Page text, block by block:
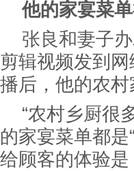
他的家宴菜
张良和妻子
剪辑视频发到
播后，他的农
“农村乡厨很
的家宴菜单都是
给顾客的体验